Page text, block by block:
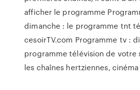
afficher le programme
dimanche : le programme tnt
cesoirTV.com Programme tv :
programme télévision de votre
les chaînes hertziennes,